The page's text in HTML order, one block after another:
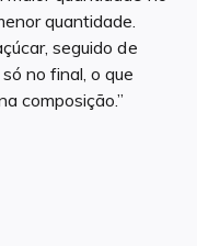
quantidade.
seguido de
no final, o que
composição.”